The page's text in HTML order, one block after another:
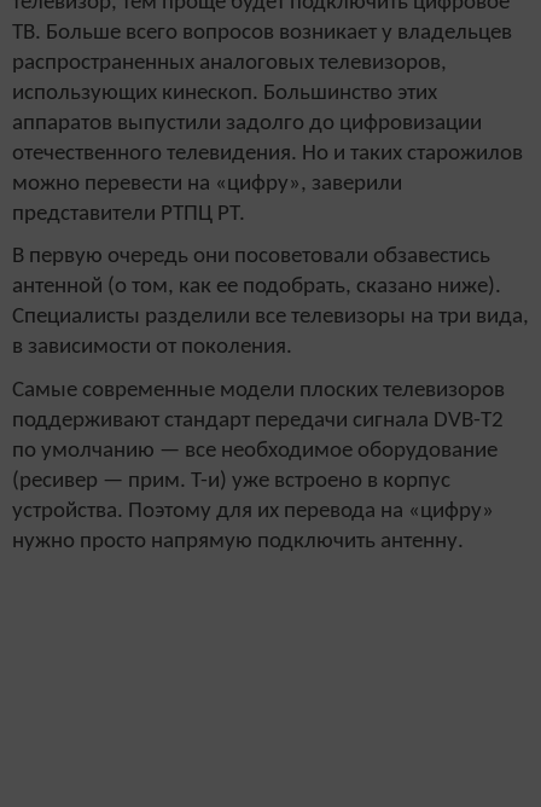
ТВ. Больше всего вопросов возникает у владельцев
распространенных аналоговых телевизоров,
использующих кинескоп. Большинство этих
аппаратов выпустили задолго до цифровизации
отечественного телевидения. Но и таких старожилов
можно перевести на «цифру», заверили
представители РТПЦ РТ.
В первую очередь они посоветовали обзавестись
антенной (о том, как ее подобрать, сказано ниже).
Специалисты разделили все телевизоры на три вида,
в зависимости от поколения.
Самые современные модели плоских телевизоров
поддерживают стандарт передачи сигнала DVB-T2
по умолчанию — все необходимое оборудование
(ресивер — прим. Т-и) уже встроено в корпус
устройства. Поэтому для их перевода на «цифру»
нужно просто напрямую подключить антенну.